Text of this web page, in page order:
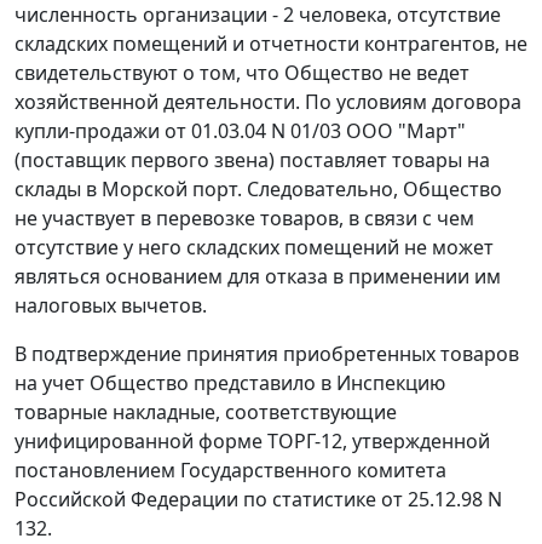
численность организации - 2 человека, отсутствие
складских помещений и отчетности контрагентов, не
свидетельствуют о том, что Общество не ведет
хозяйственной деятельности. По условиям договора
купли-продажи от 01.03.04 N 01/03 ООО "Март"
(поставщик первого звена) поставляет товары на
склады в Морской порт. Следовательно, Общество
не участвует в перевозке товаров, в связи с чем
отсутствие у него складских помещений не может
являться основанием для отказа в применении им
налоговых вычетов.
В подтверждение принятия приобретенных товаров
на учет Общество представило в Инспекцию
товарные накладные, соответствующие
унифицированной формеТОРГ-12, утвержденной
постановлением Государственного комитета
Российской Федерации по статистике от 25.12.98 N
132.